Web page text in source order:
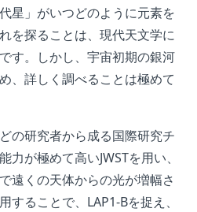
星」がいつどのように元素を
を探ることは、現代天文学に
す。しかし、宇宙初期の銀河
、詳しく調べることは極めて
の研究者から成る国際研究チ
が極めて高いJWSTを用い、
遠くの天体からの光が増幅さ
することで、LAP1-Bを捉え、